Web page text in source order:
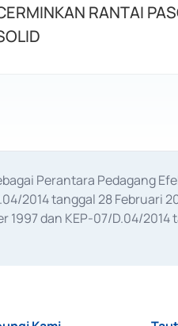
RANTAI
Perantara Pedagang
2014 tanggal 28
1997 dan KEP-07/D.04/